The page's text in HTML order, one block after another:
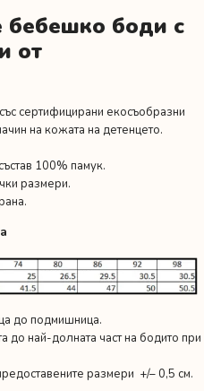
бебешко боди с
от
сертифицирани екосъобразни
на кожата на детенцето.
100% памук.
размери.
до подмишница.
до най-долната част на бодито при
размери +/– 0,5 см.